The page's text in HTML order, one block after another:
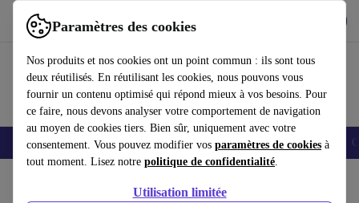
Paramètres des cookies
Nos produits et nos cookies ont un point commun : ils sont tous
deux réutilisés. En réutilisant les cookies, nous pouvons vous
fournir un contenu optimisé qui répond mieux à vos besoins. Pour
ce faire, nous devons analyser votre comportement de navigation
au moyen de cookies tiers. Bien sûr, uniquement avec votre
consentement. Vous pouvez modifier vos paramètres de cookies à
tout moment. Lisez notre politique de confidentialité.
Utilisation limitée
Utilisez refurbed rapidement et facilement
Smartphones Laptops Tablettes Montres connectées Accessoires